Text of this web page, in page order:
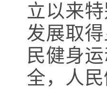
立以来
发展取
民健身
全，人